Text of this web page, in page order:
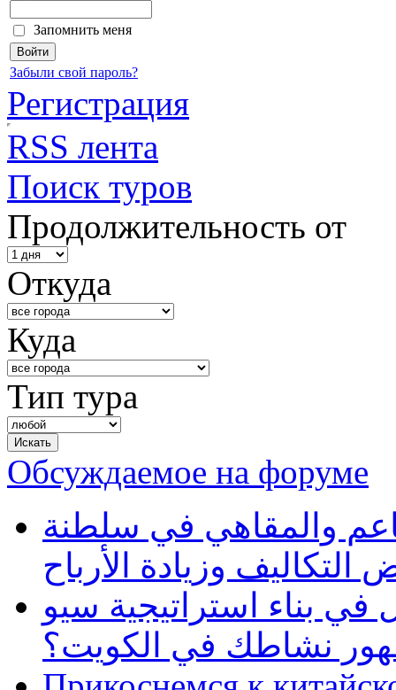
Запомнить меня
Забыли свой пароль?
Регистрация
RSS лента
Поиск туров
Продолжительность от
Откуда
Куда
Тип тура
Обсуждаемое на форуме
والمقاهي في سلطنة
وزيادة الأرباح
بناء استراتيجية سيو
نشاطك في الكويت؟